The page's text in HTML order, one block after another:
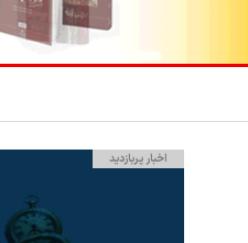
اخبار پربازدید